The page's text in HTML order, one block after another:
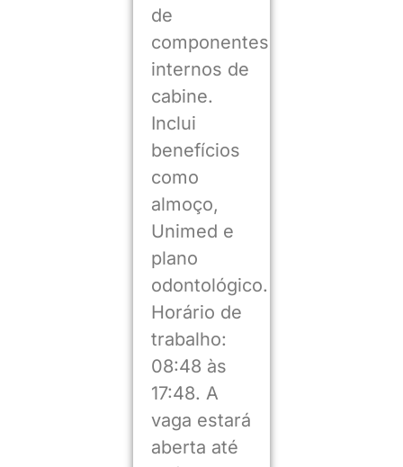
de
componentes
internos de
cabine.
Inclui
benefícios
como
almoço,
Unimed e
plano
odontológico.
Horário de
trabalho:
08:48 às
17:48. A
vaga estará
aberta até